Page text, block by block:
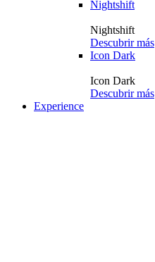
Nightshift
Nightshift
Descubrir más
Icon Dark
Icon Dark
Descubrir más
Experience